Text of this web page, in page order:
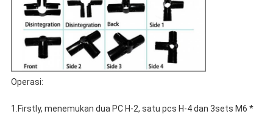
Operasi:
1.Firstly, menemukan dua PC H-2, satu pcs H-4 dan 3sets M6 *